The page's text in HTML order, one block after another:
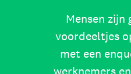
Mensen zijn
voordeeltjes
met een